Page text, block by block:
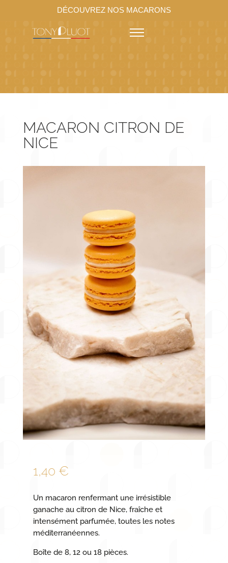
DÉCOUVREZ NOS MACARONS
MACARON CITRON DE
NICE
1,40 €
Un macaron renfermant une irrésistible
ganache au citron de Nice, fraîche et
intensément parfumée, toutes les notes
méditerranéennes.
Boîte de 8, 12 ou 18 pièces.